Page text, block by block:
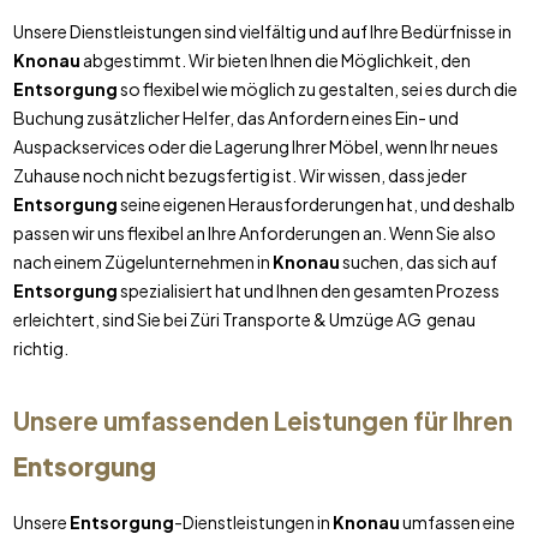
Unsere Dienstleistungen sind vielfältig und auf Ihre Bedürfnisse in
Knonau abgestimmt. Wir bieten Ihnen die Möglichkeit, den
Entsorgungso flexibel wie möglich zu gestalten, sei es durch die
Buchung zusätzlicher Helfer, das Anfordern eines Ein- und
Auspackservices oder die Lagerung Ihrer Möbel, wenn Ihr neues
Zuhause noch nicht bezugsfertig ist. Wir wissen, dass jeder
Entsorgungseine eigenen Herausforderungen hat, und deshalb
passen wir uns flexibel an Ihre Anforderungen an. Wenn Sie also
nach einem Zügelunternehmen in Knonausuchen, das sich auf
Entsorgungspezialisiert hat und Ihnen den gesamten Prozess
erleichtert, sind Sie bei Züri Transporte & Umzüge AG genau
richtig.
Unsere umfassenden Leistungen für Ihren
Entsorgung
Unsere Entsorgung-Dienstleistungen in Knonauumfassen eine